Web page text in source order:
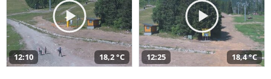
12:10 18,2 °C 12:25 18,4 °C